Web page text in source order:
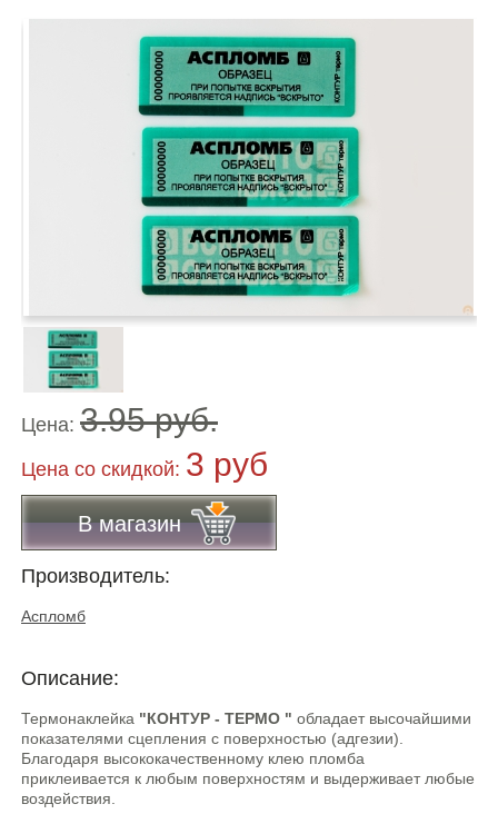
Цена: 3.95 руб.
Цена co скидкой: 3 руб
В магазин
Производитель:
Аспломб
Описание:
Термонаклейка "КОНТУР - ТЕРМО " обладает высочайшими
показателями сцепления с поверхностью (адгезии).
Благодаря высококачественному клею пломба
приклеивается к любым поверхностям и выдерживает любые
воздействия.